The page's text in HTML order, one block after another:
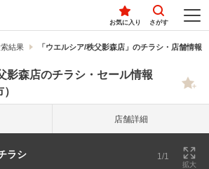
お気に入り さがす
索結果 「ウエルシア/秩父影森店」のチラシ・店舗情報
影森店のチラシ・セール情報
店舗詳細
ラシ 1/1
拡大